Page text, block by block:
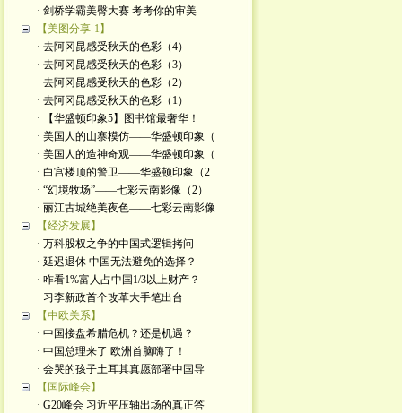
· 剑桥学霸美臀大赛 考考你的审美
【美图分享-1】
· 去阿冈昆感受秋天的色彩（4）
· 去阿冈昆感受秋天的色彩（3）
· 去阿冈昆感受秋天的色彩（2）
· 去阿冈昆感受秋天的色彩（1）
· 【华盛顿印象5】图书馆最奢华！
· 美国人的山寨模仿——华盛顿印象（
· 美国人的造神奇观——华盛顿印象（
· 白宫楼顶的警卫——华盛顿印象（2
· “幻境牧场”——七彩云南影像（2）
· 丽江古城绝美夜色——七彩云南影像
【经济发展】
· 万科股权之争的中国式逻辑拷问
· 延迟退休 中国无法避免的选择？
· 咋看1%富人占中国1/3以上财产？
· 习李新政首个改革大手笔出台
【中欧关系】
· 中国接盘希腊危机？还是机遇？
· 中国总理来了 欧洲首脑嗨了！
· 会哭的孩子土耳其真愿部署中国导
【国际峰会】
· G20峰会 习近平压轴出场的真正答